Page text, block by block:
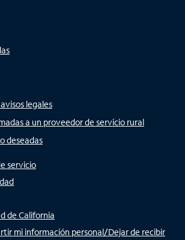
legales
a un proveedor de servicio rural
deseadas
servicio
de California
mi información personal/Dejar de recibir